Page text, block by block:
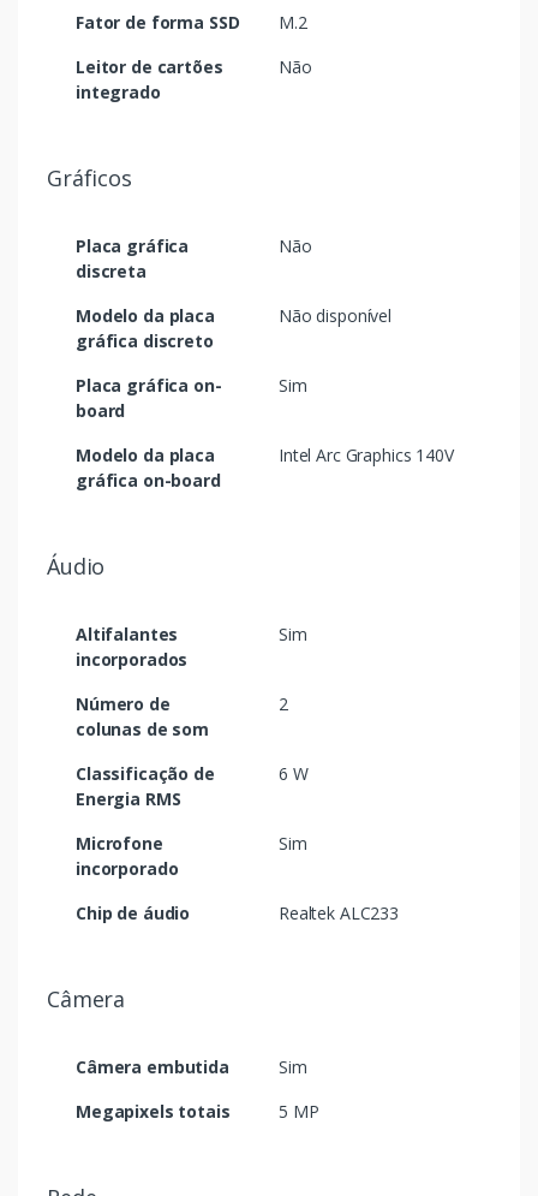
Fator de forma SSD
M.2
Leitor de cartões
integrado
Não
Gráficos
Placa gráfica
discreta
Não
Modelo da placa
gráfica discreto
Não disponível
Placa gráfica on-
board
Sim
Modelo da placa
gráfica on-board
Intel Arc Graphics 140V
Áudio
Altifalantes
incorporados
Sim
Número de
colunas de som
2
Classificação de
Energia RMS
6 W
Microfone
incorporado
Sim
Chip de áudio Realtek ALC233
Câmera
Câmera embutida
Sim
Megapixels totais
5 MP